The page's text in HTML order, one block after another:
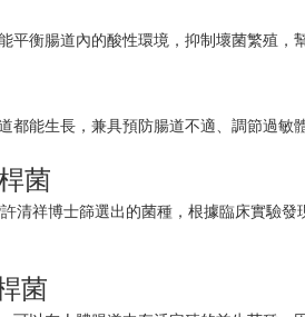
平衡腸道內的酸性環境，抑制壞菌繁殖，
都能生長，兼具預防腸道不適、調節過敏
菌
清祥博士篩選出的菌種，根據臨床實驗發
菌